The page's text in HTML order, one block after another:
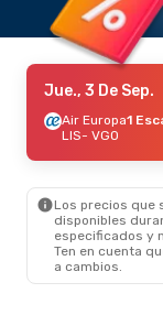
Jue., 3 De Sep.
Air Europa1
LIS- VGO
Los precios que
disponibles
especificados y
Ten en cuenta
a cambios.